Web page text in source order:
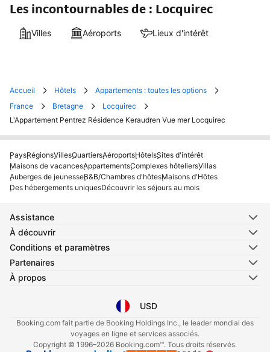
Les incontournables de : Locquirec
Villes Aéroports Lieux d'intérêt
Accueil Hôtels
Appartements : toutes les options
France
Bretagne
Locquirec
L'Appartement Pentrez Résidence Keraudren Vue mer Locquirec
PaysRégionsVillesQuartiersAéroportsHôtelsSites d'intérêt
Maisons de vacancesAppartementsComplexes hôteliersVillas
Auberges de jeunesseB&B/Chambres d'hôtesMaisons d'Hôtes
Des hébergements uniquesDécouvrir les séjours au mois
Assistance
À découvrir
Conditions et paramètres
Partenaires
À propos
Sélectionnez votre langue
USD
Sélectionnez votre devise
Booking.com fait partie de Booking Holdings Inc., le leader mondial des
voyages en ligne et services associés.
Copyright © 1996–2026 Booking.com™. Tous droits réservés.